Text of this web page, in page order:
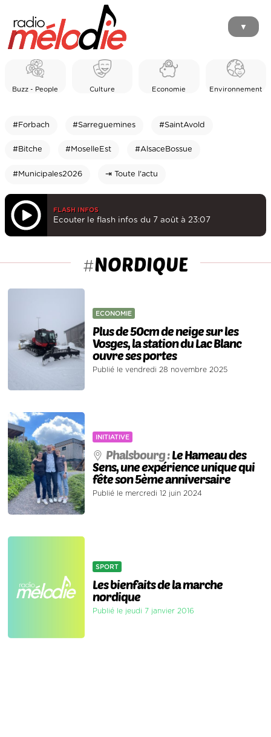
▼
Buzz - People Culture Economie Environnement
#Forbach #Sarreguemines #SaintAvold
#Bitche #MoselleEst #AlsaceBossue
#Municipales2026 ⇥ Toute l'actu
FLASH INFOS
Ecouter le flash infos du 7 août à 23:07
#NORDIQUE
ECONOMIE
Plus de 50cm de neige sur les
Vosges, la station du Lac Blanc
ouvre ses portes
Publié le vendredi 28 novembre 2025
INITIATIVE
Phalsbourg :Le Hameau des
Sens, une expérience unique qui
fête son 5ème anniversaire
Publié le mercredi 12 juin 2024
SPORT
Les bienfaits de la marche
nordique
Publié le jeudi 7 janvier 2016